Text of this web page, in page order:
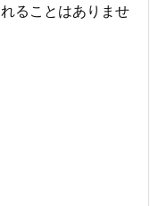
ることはありませ